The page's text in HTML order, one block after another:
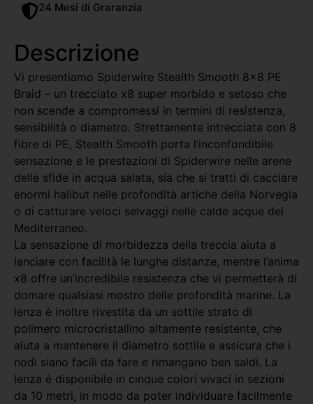
24 Mesi di Graranzia
Descrizione
Vi presentiamo Spiderwire Stealth Smooth 8×8 PE
Braid – un trecciato x8 super morbido e setoso che
non scende a compromessi in termini di resistenza,
sensibilità o diametro. Strettamente intrecciata con 8
fibre di PE, Stealth Smooth porta l’inconfondibile
sensazione e le prestazioni di Spiderwire nelle arene
delle sfide in acqua salata, sia che si tratti di cacciare
enormi halibut nelle profondità artiche della Norvegia
o di catturare veloci selvaggi nelle calde acque del
Mediterraneo.
La sensazione di morbidezza della treccia aiuta a
lanciare con facilità le lunghe distanze, mentre l’anima
x8 offre un’incredibile resistenza che vi permetterà di
domare qualsiasi mostro delle profondità marine. La
lenza è inoltre rivestita da un sottile strato di
polimero microcristallino altamente resistente, che
aiuta a mantenere il diametro sottile e assicura che i
nodi siano facili da fare e rimangano ben saldi. La
lenza è disponibile in cinque colori vivaci in sezioni
da 10 metri, in modo da poter individuare facilmente